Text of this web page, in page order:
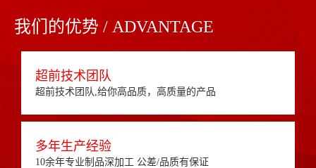
我们的优势 / ADVANTAGE
超前技术团队
超前技术团队,给你高品质，高质量的产品
多年生产经验
10余年专业制品深加工 公差/品质有保证